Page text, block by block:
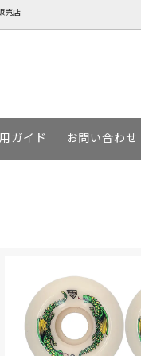
売店
ァドゥルガ )
テンスティック )
ガイド お問い合わせ